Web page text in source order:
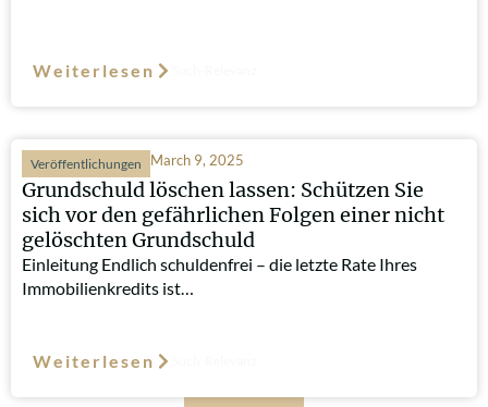
Weiterlesen
Veröffentlichungen March 9, 2025
Grundschuld löschen lassen: Schützen Sie
sich vor den gefährlichen Folgen einer nicht
gelöschten Grundschuld
Einleitung Endlich schuldenfrei – die letzte Rate Ihres
Immobilienkredits ist…
Weiterlesen